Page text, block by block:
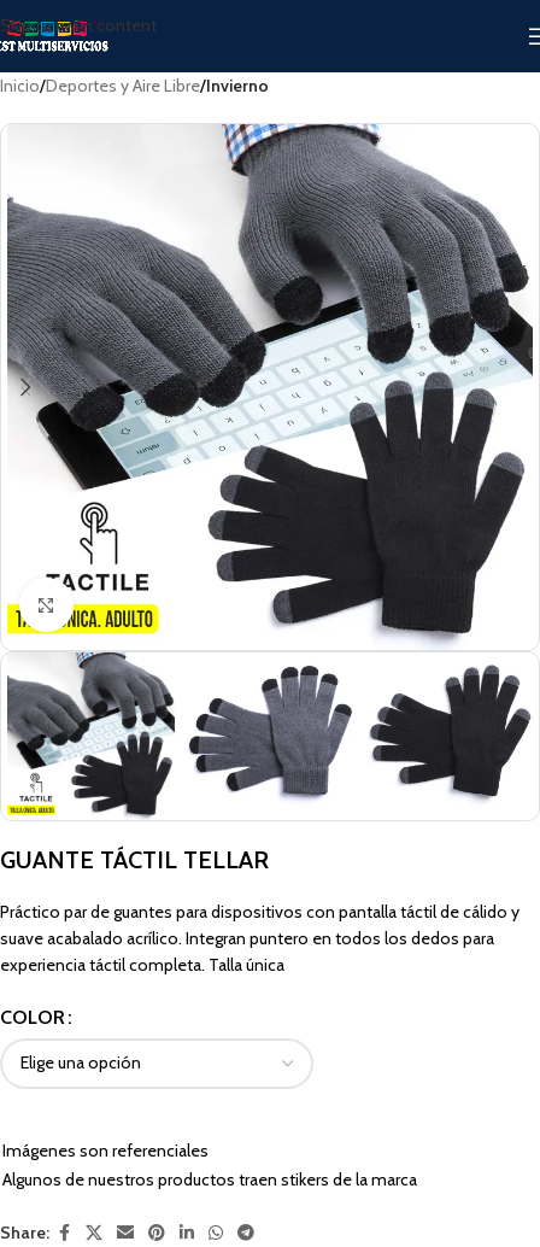
Skip to main content
Inicio Deportes y Aire Libre Invierno
Click to enlarge
GUANTE TÁCTIL TELLAR
Práctico par de guantes para dispositivos con pantalla táctil de cálido y
suave acabalado acrílico. Integran puntero en todos los dedos para
experiencia táctil completa. Talla única
COLOR
Imágenes son referenciales
Algunos de nuestros productos traen stikers de la marca
Share: